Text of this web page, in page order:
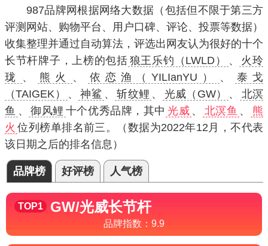
987品牌网根据网络大数据（包括但不限于第三方
评测网站、购物平台、用户口碑、评论、投票等数据）
收集整理并通过自动算法，评选出网友认为很好的十个
长节杆牌子，上榜的包括 狼王乐钓（LWLD） 、
火玲
珑
、 熊火 、 依恋渔（YILIanYU） 、
泰戈
（TAIGEK）
、 神鲨 、 斩纹鲤 、 光威（GW） 、
北溟
鱼 、 御风鲤 十个优秀品牌，其中 光威 、 北溟鱼 、
熊
火 位列榜单排名前三。（数据为2022年12月，不代表
该日期之后的排名信息）
品牌榜 好评榜 人气榜
TOP1 GW/光威长节杆
品牌指数： 9.9